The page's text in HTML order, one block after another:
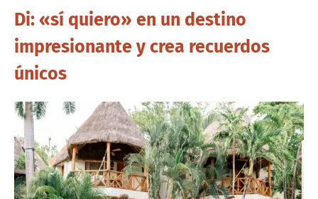
Di: «sí quiero» en un destino
impresionante y crea recuerdos
únicos